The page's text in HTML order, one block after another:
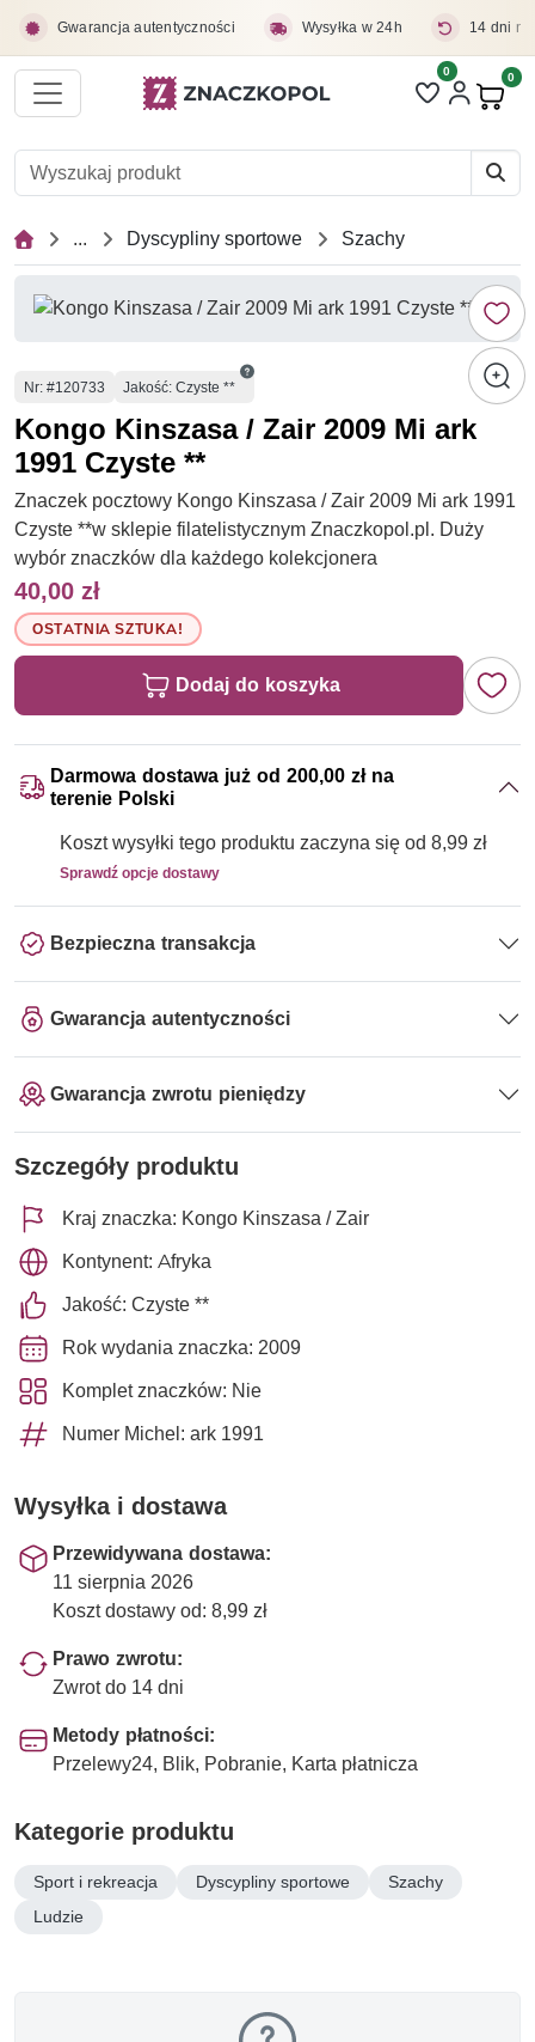
Gwarancja autentyczności Wysyłka w 24h 14 dni
Liczba pozycji
0 0
... Dyscypliny sportowe Szachy
Numer
Nr: #120733 Jakość: Czyste **
Kongo Kinszasa / Zair 2009 Mi ark
1991 Czyste **
Znaczek pocztowy Kongo Kinszasa / Zair 2009 Mi ark 1991
Czyste **w sklepie filatelistycznym Znaczkopol.pl. Duży
wybór znaczków dla każdego kolekcjonera
40,00 zł
OSTATNIA SZTUKA!
Dodaj do koszyka
Darmowa dostawa już od 200,00 zł na
terenie Polski
Koszt wysyłki tego produktu zaczyna się od 8,99 zł
Sprawdź opcje dostawy
Bezpieczna transakcja
Gwarancja autentyczności
Gwarancja zwrotu pieniędzy
Szczegóły produktu
Kraj znaczka: Kongo Kinszasa / Zair
Kontynent: Afryka
Jakość: Czyste **
Rok wydania znaczka: 2009
Komplet znaczków: Nie
Numer Michel: ark 1991
Wysyłka i dostawa
Przewidywana dostawa:
11 sierpnia 2026
Koszt dostawy od: 8,99 zł
Prawo zwrotu:
Zwrot do 14 dni
Metody płatności:
Przelewy24, Blik, Pobranie, Karta płatnicza
Kategorie produktu
Sport i rekreacja Dyscypliny sportowe
Szachy
Ludzie